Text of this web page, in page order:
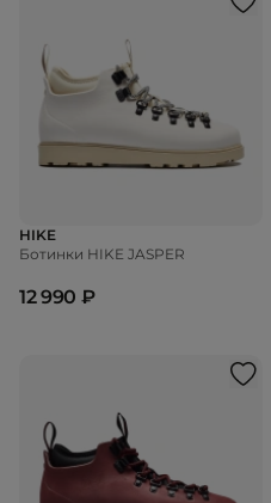
HIKE
Ботинки HIKE JASPER
12 990 ₽